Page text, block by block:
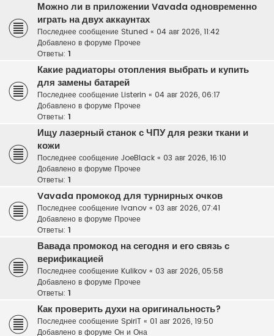
Можно ли в приложении Vavada одновременно
играть на двух аккаунтах
Последнее сообщение Stuned « 04 авг 2026, 11:42
Добавлено в форуме Прочее
Ответы: 1
Какие радиаторы отопления выбрать и купить
для замены батарей
Последнее сообщение Listerin « 04 авг 2026, 06:17
Добавлено в форуме Прочее
Ответы: 1
Ищу лазерный станок с ЧПУ для резки ткани и
кожи
Последнее сообщение JoeBlack « 03 авг 2026, 16:10
Добавлено в форуме Прочее
Ответы: 1
Vavada промокод для турнирных очков
Последнее сообщение Ivanov « 03 авг 2026, 07:41
Добавлено в форуме Прочее
Ответы: 1
Вавада промокод на сегодня и его связь с
верификацией
Последнее сообщение Kulikov « 03 авг 2026, 05:58
Добавлено в форуме Прочее
Ответы: 1
Как проверить духи на оригинальность?
Последнее сообщение SpiriT « 01 авг 2026, 19:50
Добавлено в форуме Он и Она